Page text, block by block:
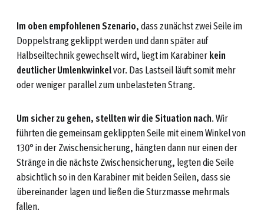
Im oben empfohlenen Szenario, dass zunächst zwei Seile im
Doppelstrang geklippt werden und dann später auf
Halbseiltechnik gewechselt wird, liegt im Karabinerkein
deutlicher Umlenkwinkelvor. Das Lastseil läuft somit mehr
oder weniger parallel zum unbelasteten Strang.
Um sicher zu gehen, stellten wir die Situation nach. Wir
führten die gemeinsam geklippten Seile mit einem Winkel von
130° in der Zwischensicherung, hängten dann nur einen der
Stränge in die nächste Zwischensicherung, legten die Seile
absichtlich so in den Karabiner mit beiden Seilen, dass sie
übereinander lagen und ließen die Sturzmasse mehrmals
fallen.